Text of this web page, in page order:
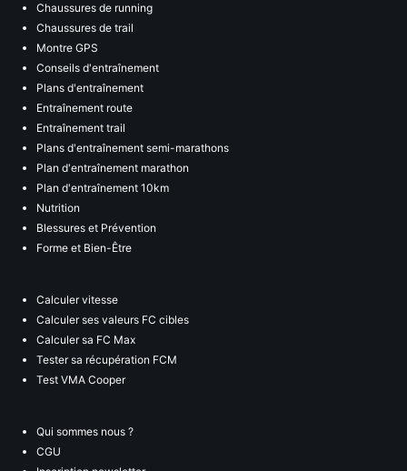
Chaussures de running
Chaussures de trail
Montre GPS
Conseils d'entraînement
Plans d'entraînement
Entraînement route
Entraînement trail
Plans d'entraînement semi-marathons
Plan d'entraînement marathon
Plan d'entraînement 10km
Nutrition
Blessures et Prévention
Forme et Bien-Être
Calculer vitesse
Calculer ses valeurs FC cibles
Calculer sa FC Max
Tester sa récupération FCM
Test VMA Cooper
Qui sommes nous ?
CGU